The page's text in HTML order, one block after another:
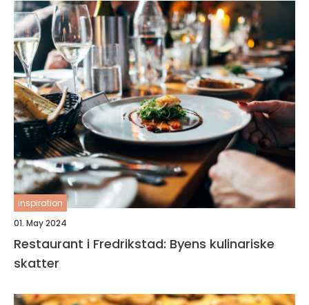
inspiration
01. May 2024
Restaurant i Fredrikstad: Byens kulinariske
skatter